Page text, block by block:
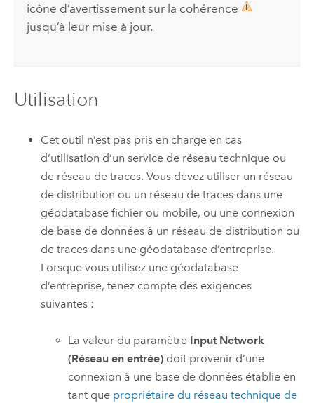
icône d’avertissement sur la cohérence
jusqu’à leur mise à jour.
Utilisation
Cet outil n’est pas pris en charge en cas
d’utilisation d’un service de réseau technique ou
de réseau de traces. Vous devez utiliser un réseau
de distribution ou un réseau de traces dans une
géodatabase fichier ou mobile, ou une connexion
de base de données à un réseau de distribution ou
de traces dans une géodatabase d’entreprise.
Lorsque vous utilisez une géodatabase
d’entreprise, tenez compte des exigences
suivantes :
La valeur du paramètre Input Network
(Réseau en entrée) doit provenir d’une
connexion à une base de données établie en
tant que propriétaire du réseau technique de